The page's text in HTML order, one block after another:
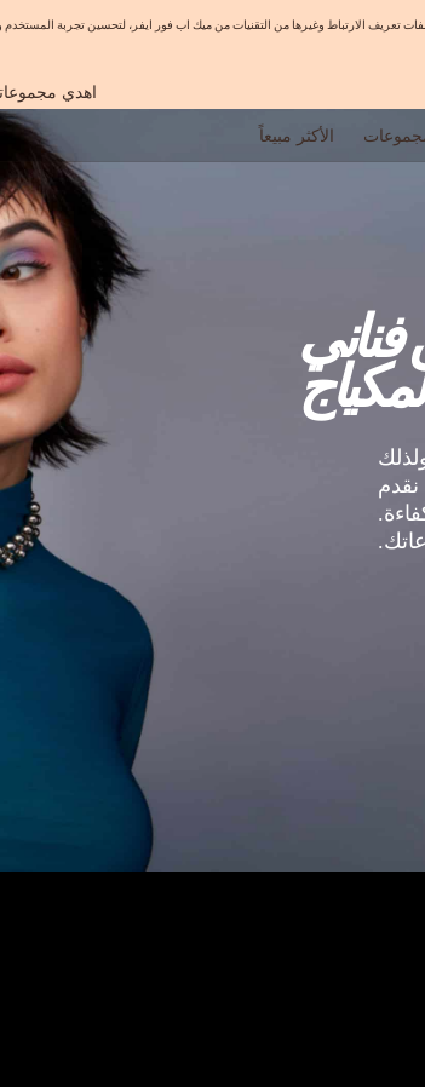
تعريف الارتباط وغيرها من التقنيات من ميك اب فور ايفر، لتحسين تجربة
شحن
تسوق
اهدي
الفرصة الأخيرة: خصم 25% على
الأكثر مبيعاً